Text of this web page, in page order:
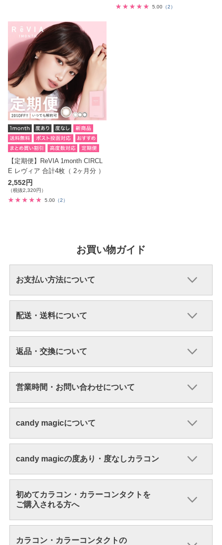
5.00 （2）
【定期便】ReVIA 1month CIRCL
E レヴィア 合計4枚（ 2ヶ月分 ）
2,552円
（税抜2,320円）
5.00 （2）
お買い物ガイド
お支払い方法について
配送・送料について
返品・交換について
営業時間・お問い合わせについて
candy magicについて
candy magicの度あり・度なしカラコン
初めてカラコン・カラーコンタクトを
ご購入される方へ
カラコン・カラーコンタクトの